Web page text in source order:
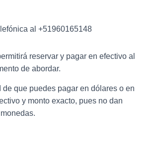
al +51960165148
reservar y pagar en efectivo al
de abordar.
que puedes pagar en dólares o en
y monto exacto, pues no dan